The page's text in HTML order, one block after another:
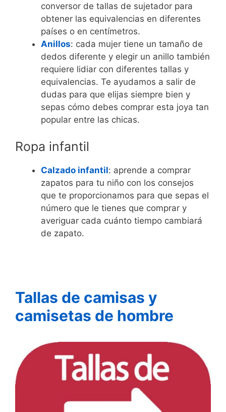
conversor de tallas de sujetador para
obtener las equivalencias en diferentes
países o en centímetros.
Anillos: cada mujer tiene un tamaño de
dedos diferente y elegir un anillo también
requiere lidiar con diferentes tallas y
equivalencias. Te ayudamos a salir de
dudas para que elijas siempre bien y
sepas cómo debes comprar esta joya tan
popular entre las chicas.
Ropa infantil
Calzado infantil: aprende a comprar
zapatos para tu niño con los consejos
que te proporcionamos para que sepas el
número que le tienes que comprar y
averiguar cada cuánto tiempo cambiará
de zapato.
Tallas de camisas y
camisetas de hombre